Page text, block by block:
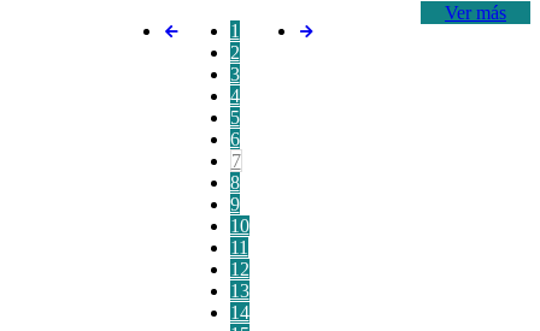
Ver más
1
2
3
4
5
6
7
8
9
10
11
12
13
14